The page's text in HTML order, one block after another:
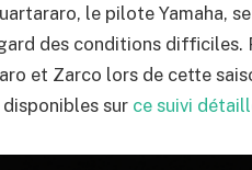
le pilote Yamaha,
des conditions difficiles.
et Zarco lors de cette
sur ce suivi